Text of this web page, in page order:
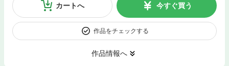
カートへ 今すぐ買う
作品をチェックする
作品情報へ